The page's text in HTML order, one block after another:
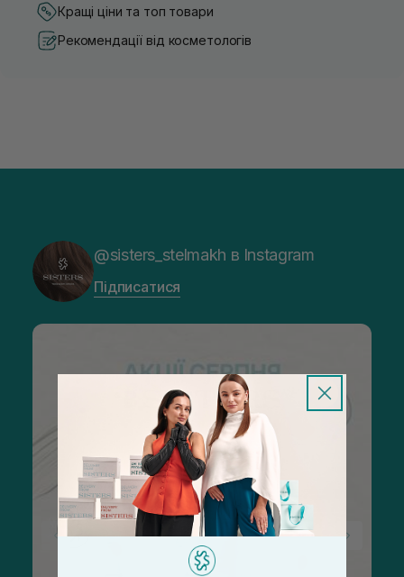
Кращі ціни та топ товари
Рекомендації від косметологів
@sisters_stelmakh в Instagram
Підписатися